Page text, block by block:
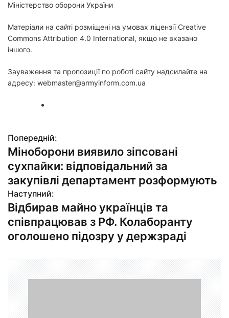
Міністерство оборони України
Матеріали на сайті розміщені на умовах ліцензії Creative
Commons Attribution 4.0 International, якщо не вказано
іншого.
Зауваження та пропозиції по роботі сайту надсилайте на
адресу: webmaster@armyinform.com.ua
Н
а
в
і
г
а
Попередній:
Міноборони виявило зіпсовані
сухпайки: відповідальний за
закупівлі департамент розформують
Наступний:
Відбирав майно українців та
співпрацював з РФ. Колаборанту
оголошено підозру у держзраді